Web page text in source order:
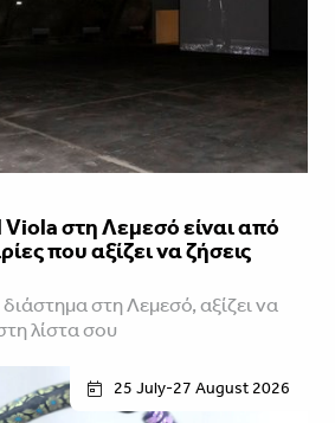
στη Λεμεσό είναι από
που αξίζει να ζήσεις
στη Λεμεσό, αξίζει να
λίστα σου
25 July-27 August 2026